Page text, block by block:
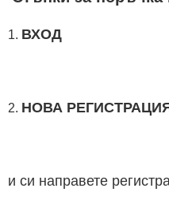
Ловно
1. ВХОД
2. НОВА
и си направете